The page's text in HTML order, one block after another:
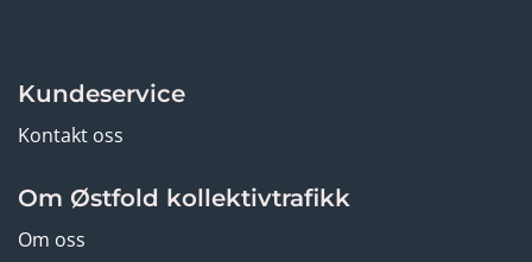
Kundeservice
Kontakt oss
Om Østfold kollektivtrafikk
Om oss